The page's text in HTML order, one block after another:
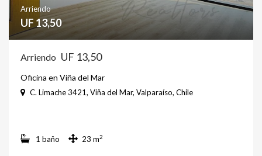
Arriendo
UF 13,50
Arriendo UF 13,50
Oficina en Viña del Mar
C. Limache 3421, Viña del Mar, Valparaíso, Chile
1 baño 23 m2